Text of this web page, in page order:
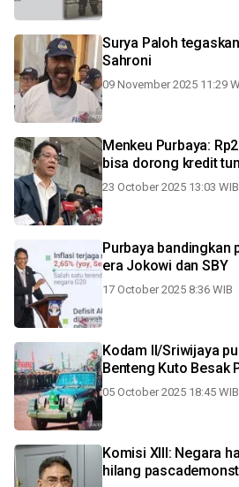
Surya Paloh
Sahroni
09 November 2025 11:29
Menkeu Purbaya:
bisa dorong kredit
23 October 2025 13:03 WIB
Purbaya bandingkan
era Jokowi dan SBY
17 October 2025 8:36 WIB
Kodam II/Sriwijaya
Benteng Kuto Besak
05 October 2025 18:45 WIB
Komisi XIII: Negara
hilang